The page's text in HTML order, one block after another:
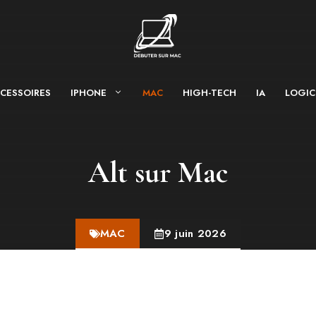
IPHONE MAC HIGH-TECH IA
Alt sur Mac
MAC 9 juin 2026